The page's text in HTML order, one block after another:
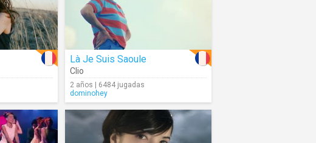
Là Je Suis Saoule
Clio
2 años | 6484 jugadas
dominohey